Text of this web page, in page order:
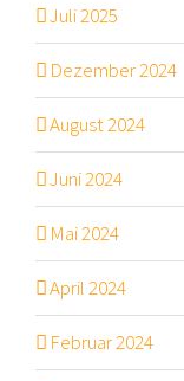
Juli 2025
Dezember 2024
August 2024
Juni 2024
Mai 2024
April 2024
Februar 2024